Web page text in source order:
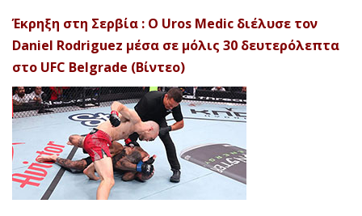
Έκρηξη στη Σερβία : Ο Uros Medic διέλυσε τον
Daniel Rodriguez μέσα σε μόλις 30 δευτερόλεπτα
στο UFC Belgrade (Βίντεο)